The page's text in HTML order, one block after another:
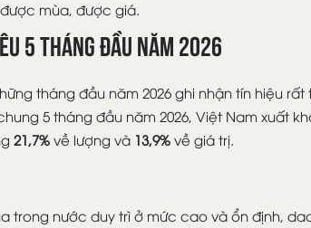
mùa, được giá.
5 Tháng Đầu Năm 2026
tháng đầu năm 2026 ghi nhận tín hiệu
5 tháng đầu năm 2026, Việt Nam xuất
21,7% về lượng và 13,9% về giá trị.
trong nước duy trì ở mức cao và ổn định,